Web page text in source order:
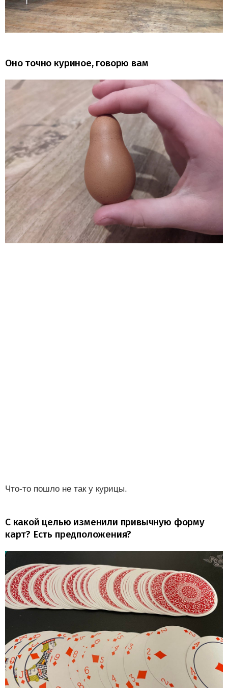
Оно точно куриное, говорю вам
Что-то пошло не так у курицы.
С какой целью изменили привычную форму
карт? Есть предположения?